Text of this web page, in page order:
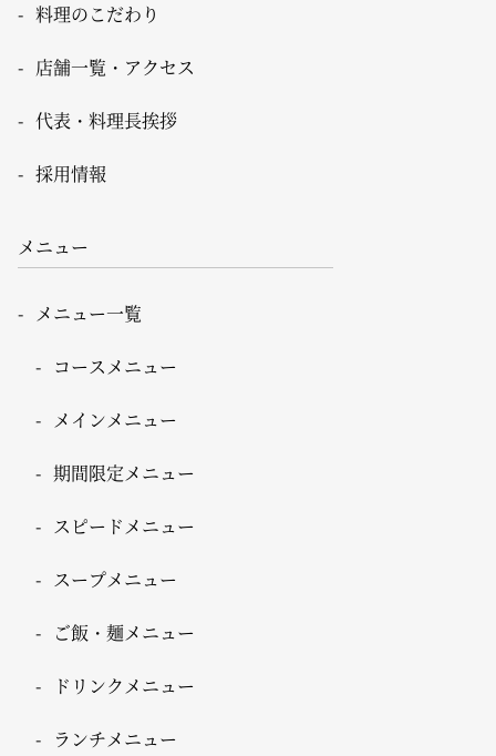
料理のこだわり
店舗一覧・アクセス
代表・料理長挨拶
採用情報
メニュー
メニュー一覧
コースメニュー
メインメニュー
期間限定メニュー
スピードメニュー
スープメニュー
ご飯・麺メニュー
ドリンクメニュー
ランチメニュー